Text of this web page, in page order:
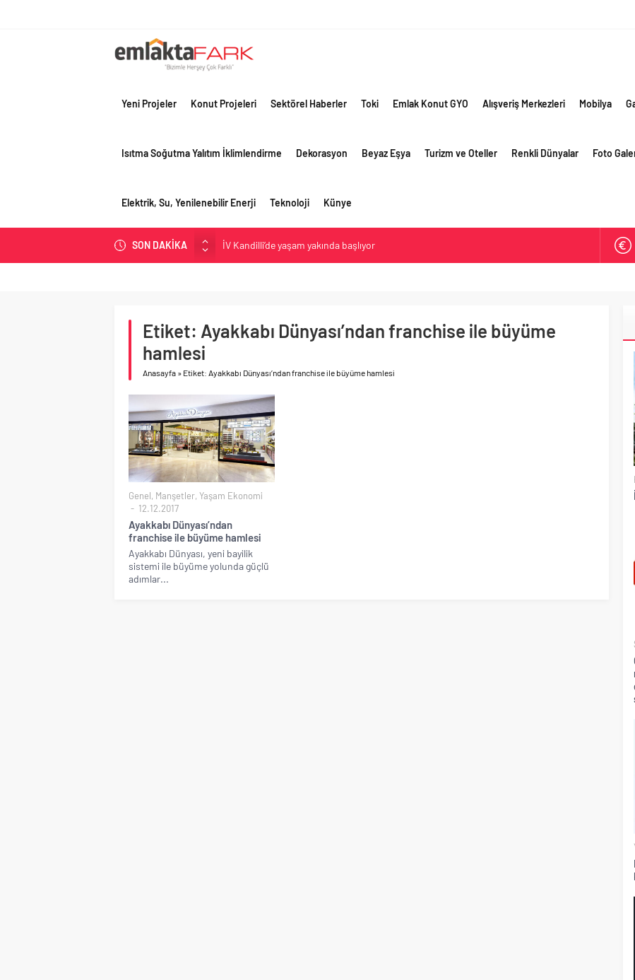
Yeni Projeler Konut Projeleri Sektörel Haberler Toki Emlak Konut GYO Alışveriş Merkezleri Mobilya
Isıtma Soğutma Yalıtım İklimlendirme Dekorasyon Beyaz Eşya Turizm ve Oteller Renkli Dünyalar Foto
Elektrik, Su, Yenilenebilir Enerji Teknoloji Künye
SON DAKİKA
İV Kandilli’de yaşam yakında başlıyor
OYAK Çimento, jeopolitik risklere ve maliyet baskısına rağmen 2026’nın ikinci
çeyreğinde olumlu performansını sürdürdü
Birleşik Arap Emirlikleri’nin ilk yüksek hızlı demiryolu projesine Kalyon İnşaat imzası
Etiket: Ayakkabı Dünyası’ndan franchise ile büyüme
hamlesi
Anasayfa » Etiket: Ayakkabı Dünyası’ndan franchise ile büyüme hamlesi
Genel, Manşetler, Yaşam Ekonomi
12.12.2017
Ayakkabı Dünyası’ndan
franchise ile büyüme hamlesi
Ayakkabı Dünyası, yeni bayilik
sistemi ile büyüme yolunda güçlü
adımlar...